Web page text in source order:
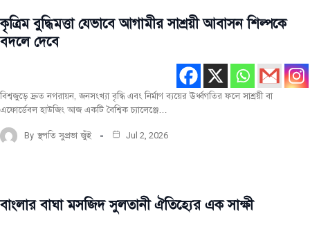
মূল
রচনা
কৃত্রিম বুদ্ধিমত্তা যেভাবে আগামীর সাশ্রয়ী আবাসন শিল্পকে
বদলে দেবে
বিশ্বজুড়ে দ্রুত নগরায়ন, জনসংখ্যা বৃদ্ধি এবং নির্মাণ ব্যয়ের ঊর্ধ্বগতির ফলে সাশ্রয়ী বা
এফোর্ডেবল হাউজিং আজ একটি বৈশ্বিক চ্যালেঞ্জে…
By স্থপতি সুপ্রভা জুঁই Jul 2, 2026
টপ-পোস্ট
বাংলার বাঘা মসজিদ সুলতানী ঐতিহ্যের এক সাক্ষী